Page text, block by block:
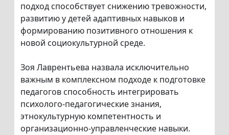
подход способствует снижению тревожности,
развитию у детей адаптивных навыков и
формированию позитивного отношения к
новой социокультурной среде.
Зоя Лаврентьева назвала исключительно
важным в комплексном подходе к подготовке
педагогов способность интегрировать
психолого-педагогические знания,
этнокультурную компетентность и
организационно-управленческие навыки.